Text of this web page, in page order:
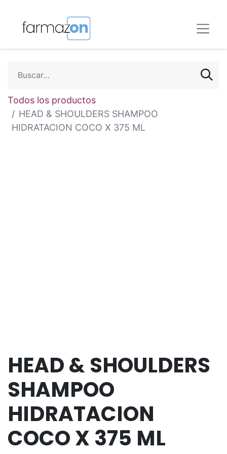
Todos los productos
HEAD & SHOULDERS SHAMPOO
HIDRATACION COCO X 375 ML
HEAD & SHOULDERS
SHAMPOO
HIDRATACION
COCO X 375 ML